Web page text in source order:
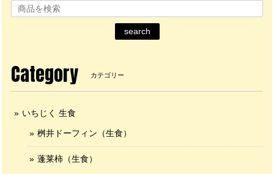
search
Category カテゴリー
いちじく 生食
桝井ドーフィン（生食）
蓬莱柿（生食）